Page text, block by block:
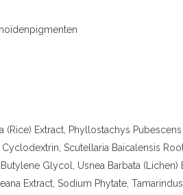
Extract, Phyllostachys Pubescens
Scutellaria Baicalensis
Glycol, Usnea Barbata (Lichen)
Extract, Sodium Phytate,